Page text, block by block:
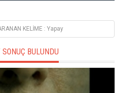
KELİME : Yapay
BULUNDU